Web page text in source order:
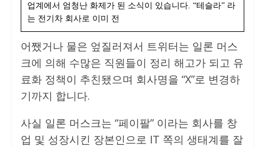
업계에서 엄청난 화제가 된 소식이 있습니다. “테슬라” 라
는 전기차 회사로 이미 전
어쨌거나 물은 엎질러져서 트위터는 일론 머스
크에 의해 수많은 직원들이 정리 해고가 되고 유
료화 정책이 추친됐으며 회사명을 “X”로 변경하
기까지 합니다.
사실 일론 머스크는 “페이팔” 이라는 회사를 창
업 및 성장시킨 장본인으로 IT 쪽의 생태계를 잘